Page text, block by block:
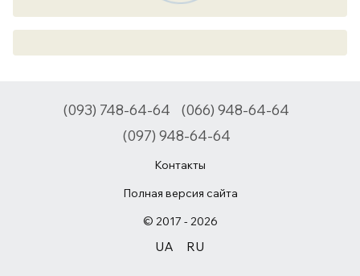
(093) 748-64-64
(066) 948-64-64
(097) 948-64-64
Контакты
Полная версия сайта
© 2017 - 2026
UA RU